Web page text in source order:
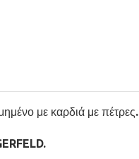
με καρδιά με πέτρες.